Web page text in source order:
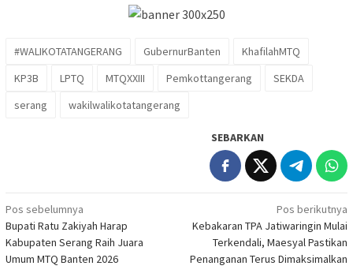
#WALIKOTATANGERANG GubernurBanten
KhafilahMTQ
KP3B
LPTQ MTQXXIII Pemkottangerang
SEKDA
serang
wakilwalikotatangerang
SEBARKAN
Navigasi
pos
Pos sebelumnya
Bupati Ratu Zakiyah Harap
Kabupaten Serang Raih Juara
Umum MTQ Banten 2026
Pos berikutnya
Kebakaran TPA Jatiwaringin Mulai
Terkendali, Maesyal Pastikan
Penanganan Terus Dimaksimalkan